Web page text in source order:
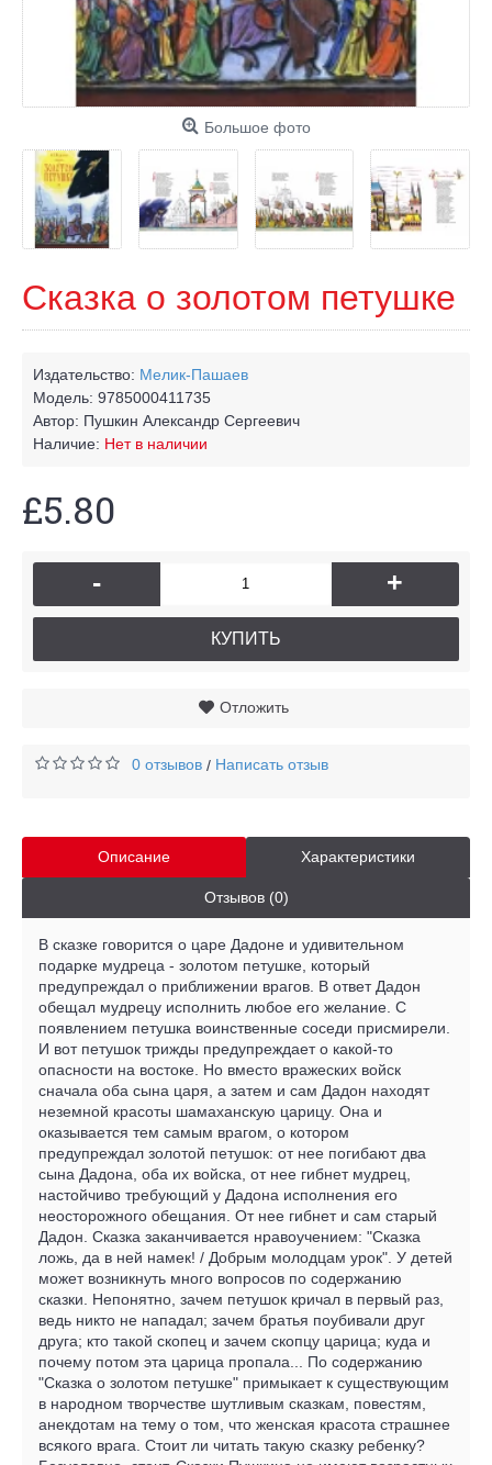
Большое фото
Сказка о золотом петушке
Издательство: Мелик-Пашаев
Модель: 9785000411735
Автор: Пушкин Александр Сергеевич
Наличие: Нет в наличии
£5.80
- +
КУПИТЬ
Отложить
0 отзывов / Написать отзыв
Описание Характеристики
Отзывов (0)
В сказке говорится о царе Дадоне и удивительном
подарке мудреца - золотом петушке, который
предупреждал о приближении врагов. В ответ Дадон
обещал мудрецу исполнить любое его желание. С
появлением петушка воинственные соседи присмирели.
И вот петушок трижды предупреждает о какой-то
опасности на востоке. Но вместо вражеских войск
сначала оба сына царя, а затем и сам Дадон находят
неземной красоты шамаханскую царицу. Она и
оказывается тем самым врагом, о котором
предупреждал золотой петушок: от нее погибают два
сына Дадона, оба их войска, от нее гибнет мудрец,
настойчиво требующий у Дадона исполнения его
неосторожного обещания. От нее гибнет и сам старый
Дадон. Сказка заканчивается нравоучением: "Сказка
ложь, да в ней намек! / Добрым молодцам урок". У детей
может возникнуть много вопросов по содержанию
сказки. Непонятно, зачем петушок кричал в первый раз,
ведь никто не нападал; зачем братья поубивали друг
друга; кто такой скопец и зачем скопцу царица; куда и
почему потом эта царица пропала... По содержанию
"Сказка о золотом петушке" примыкает к существующим
в народном творчестве шутливым сказкам, повестям,
анекдотам на тему о том, что женская красота страшнее
всякого врага. Стоит ли читать такую сказку ребенку?